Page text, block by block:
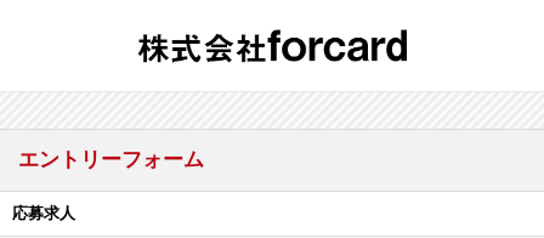
エントリーフォーム
応募求人